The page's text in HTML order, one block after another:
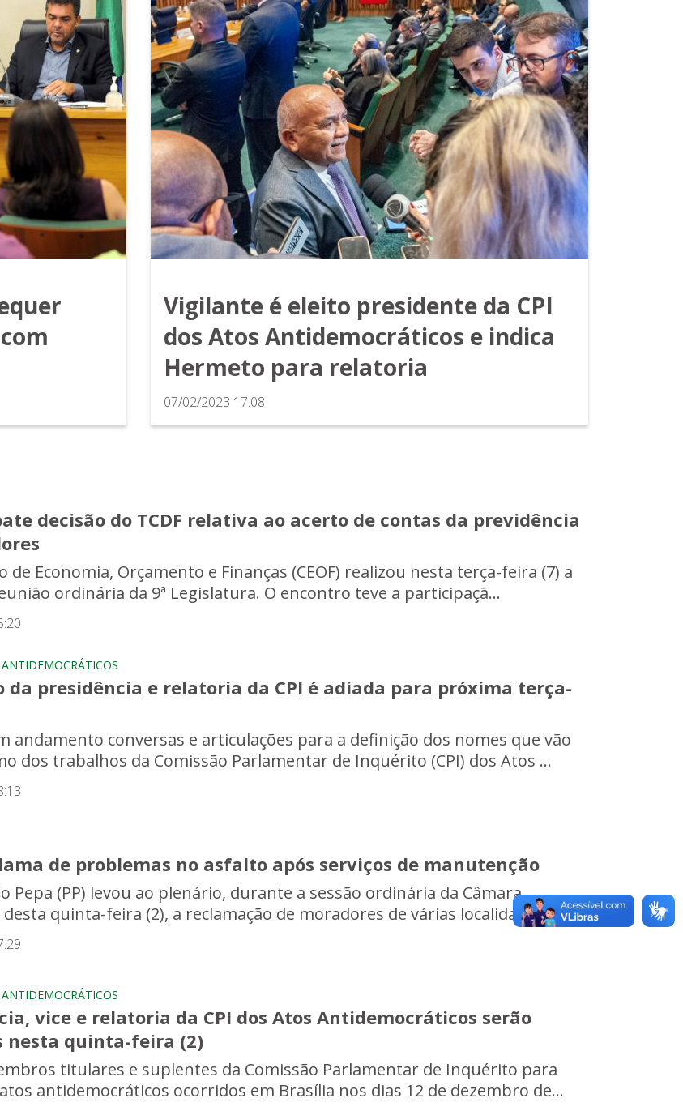
Vigilante é eleito presidente da CPI
dos Atos Antidemocráticos e indica
Hermeto para relatoria
07/02/2023 17:08
decisão do TCDF relativa ao acerto de contas da previdência
de Economia, Orçamento e Finanças (CEOF) realizou nesta terça-feira (7) a
ordinária da 9ª Legislatura. O encontro teve a participaçã...
da presidência e relatoria da CPI é adiada para próxima terça-
andamento conversas e articulações para a definição dos nomes que vão
dos trabalhos da Comissão Parlamentar de Inquérito (CPI) dos Atos ...
de problemas no asfalto após serviços de manutenção
Pepa (PP) levou ao plenário, durante a sessão ordinária da Câmara
quinta-feira (2), a reclamação de moradores de várias localidades...
vice e relatoria da CPI dos Atos Antidemocráticos serão
nesta quinta-feira (2)
titulares e suplentes da Comissão Parlamentar de Inquérito para
antidemocráticos ocorridos em Brasília nos dias 12 de dezembro de...